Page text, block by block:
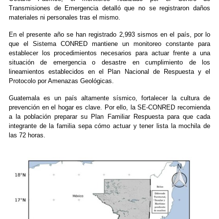
Transmisiones de Emergencia detalló que no se registraron daños
materiales ni personales tras el mismo.
En el presente año se han registrado 2,993 sismos en el país, por lo
que el Sistema CONRED mantiene un monitoreo constante para
establecer los procedimientos necesarios para actuar frente a una
situación de emergencia o desastre en cumplimiento de los
lineamientos establecidos en el Plan Nacional de Respuesta y el
Protocolo por Amenazas Geológicas.
Guatemala es un país altamente sísmico, fortalecer la cultura de
prevención en el hogar es clave. Por ello, la SE-CONRED recomienda
a la población preparar su Plan Familiar Respuesta para que cada
integrante de la familia sepa cómo actuar y tener lista la mochila de
las 72 horas.